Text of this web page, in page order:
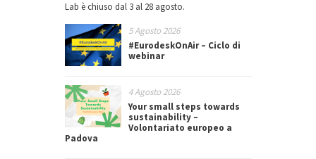
Lab è chiuso dal 3 al 28 agosto.
5 Agosto 2026
#EurodeskOnAir – Ciclo di
webinar
4 Agosto 2026
Your small steps towards
sustainability –
Volontariato europeo a
Padova